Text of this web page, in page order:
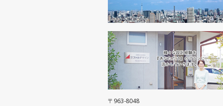
〒963-8048